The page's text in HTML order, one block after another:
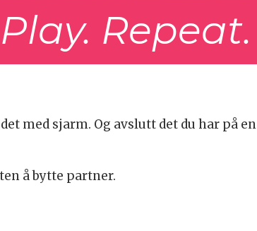
Repeat.
med sjarm. Og avslutt det du har på en
å bytte partner.